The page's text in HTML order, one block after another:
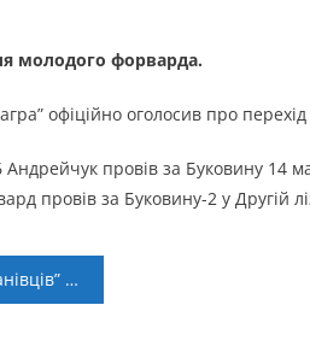
молодого форварда.
офіційно оголосив про
Андрейчук провів за Буковину 14
провів за Буковину-2 у Другій
збірної України